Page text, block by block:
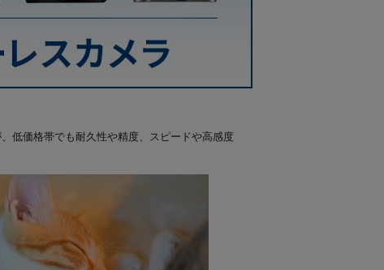
低価格帯でも耐久性や精度、スピードや高感度